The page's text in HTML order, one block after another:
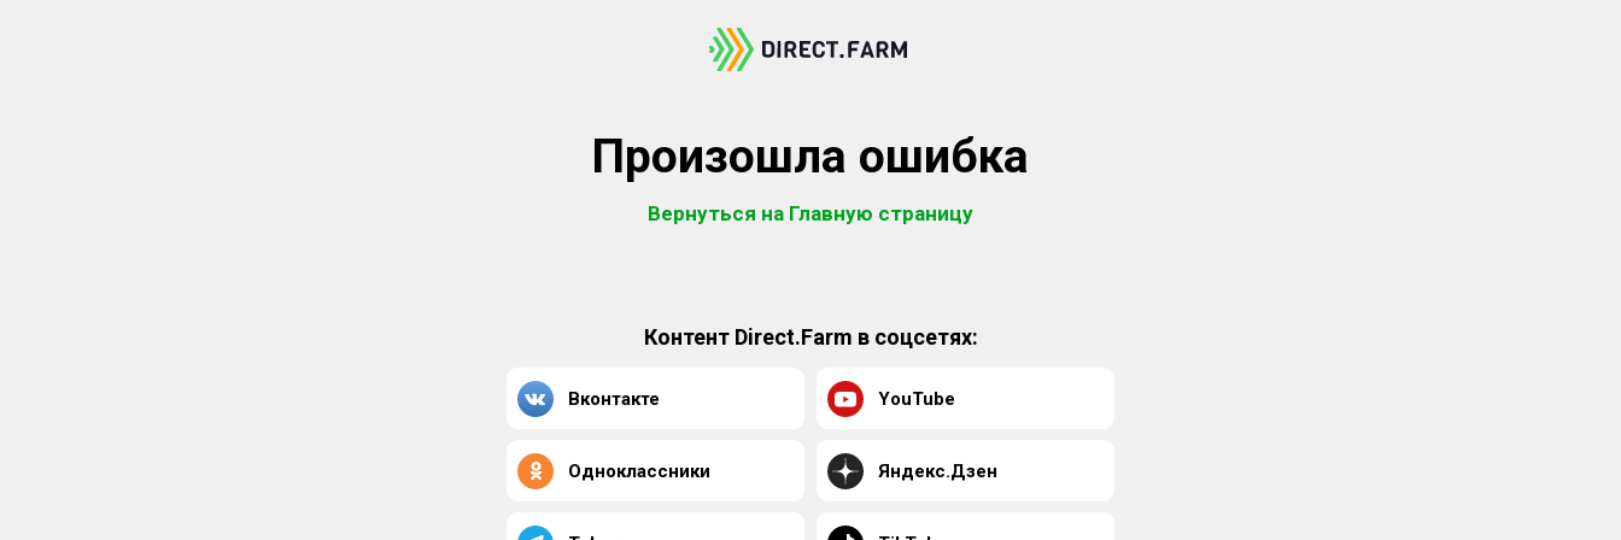
Произошла ошибка
Вернуться на Главную страницу
Контент Direct.Farm в соцсетях:
Вконтакте YouTube
Одноклассники Яндекс.Дзен